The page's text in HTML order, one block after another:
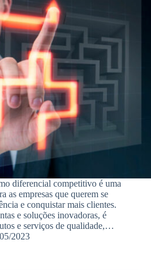
diferencial competitivo é uma
as empresas que querem se
e conquistar mais clientes.
e soluções inovadoras, é
e serviços de qualidade,…
2023